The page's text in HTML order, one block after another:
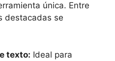
única. Entre
destacadas se
texto: Ideal para